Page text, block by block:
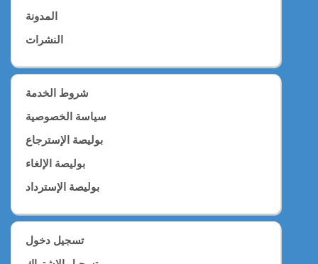
المدونة
النشرات
شروط الخدمة
سياسة الخصوصية
بوليصة الإسترجاع
بوليصة الإلغاء
بوليصة الإسترداد
تسجيل دخول